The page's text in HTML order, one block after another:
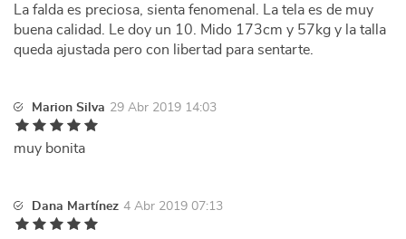
La falda es preciosa, sienta fenomenal. La tela es de muy
buena calidad. Le doy un 10. Mido 173cm y 57kg y la talla
queda ajustada pero con libertad para sentarte.
Marion Silva 29 Abr 2019 14:03
muy bonita
Dana Martínez 4 Abr 2019 07:13